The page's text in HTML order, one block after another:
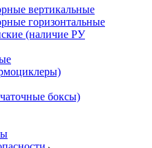
вертикальные
горизонтальные
(наличие РУ
боксы)